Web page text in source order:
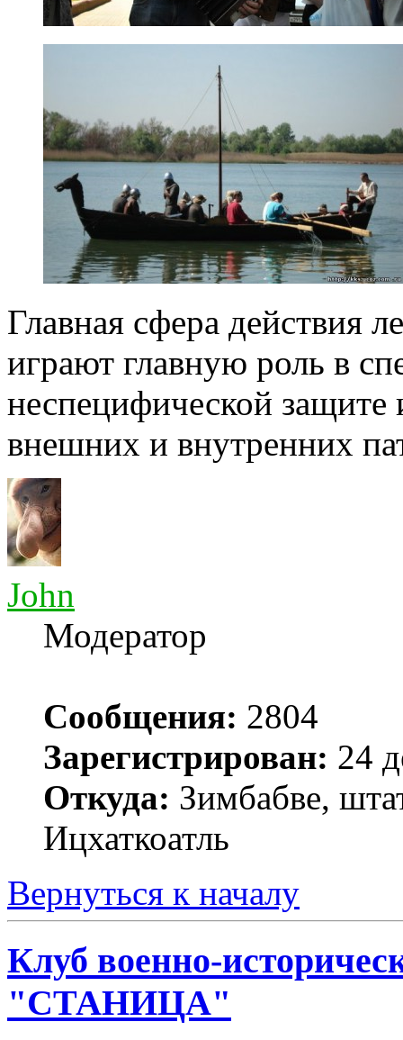
Главная сфера действия
играют главную роль в
неспецифической
внешних и внутренних
John
Модератор
Сообщения: 2804
Зарегистрирован: 24
Откуда: Зимбабве,
Ицхаткоатль
Вернуться к началу
Клуб военно-
"СТАНИЦА"